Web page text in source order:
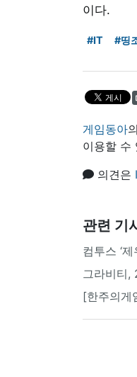
이다.
#IT #띵
게임동아
이용할 수
의견은
관련 기
컴투스 ‘
그라비티,
[한주의게